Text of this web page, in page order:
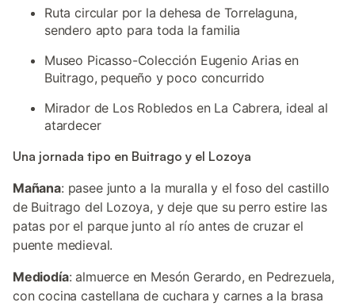
Ruta circular por la dehesa de Torrelaguna,
sendero apto para toda la familia
Museo Picasso-Colección Eugenio Arias en
Buitrago, pequeño y poco concurrido
Mirador de Los Robledos en La Cabrera, ideal al
atardecer
Una jornada tipo en Buitrago y el Lozoya
Mañana: pasee junto a la muralla y el foso del castillo
de Buitrago del Lozoya, y deje que su perro estire las
patas por el parque junto al río antes de cruzar el
puente medieval.
Mediodía: almuerce en Mesón Gerardo, en Pedrezuela,
con cocina castellana de cuchara y carnes a la brasa